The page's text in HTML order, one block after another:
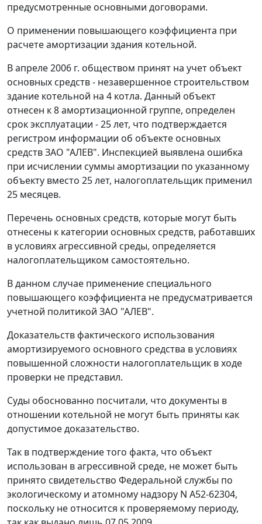
предусмотренные основными договорами.
О применении повышающего коэффициента при
расчете амортизации здания котельной.
В апреле 2006 г. обществом принят на учет объект
основных средств - незавершенное строительством
здание котельной на 4 котла. Данный объект
отнесен к 8 амортизационной группе, определен
срок эксплуатации - 25 лет, что подтверждается
регистром информации об объекте основных
средств ЗАО "АЛЕВ". Инспекцией выявлена ошибка
при исчислении суммы амортизации по указанному
объекту вместо 25 лет, налогоплательщик применил
25 месяцев.
Перечень основных средств, которые могут быть
отнесены к категории основных средств, работавших
в условиях агрессивной среды, определяется
налогоплательщиком самостоятельно.
В данном случае применение специального
повышающего коэффициента не предусматривается
учетной политикой ЗАО "АЛЕВ".
Доказательств фактического использования
амортизируемого основного средства в условиях
повышенной сложности налогоплательщик в ходе
проверки не представил.
Суды обоснованно посчитали, что документы в
отношении котельной не могут быть приняты как
допустимое доказательство.
Так в подтверждение того факта, что объект
использован в агрессивной среде, не может быть
принято свидетельство Федеральной службы по
экологическому и атомному надзору N А52-62304,
поскольку не относится к проверяемому периоду,